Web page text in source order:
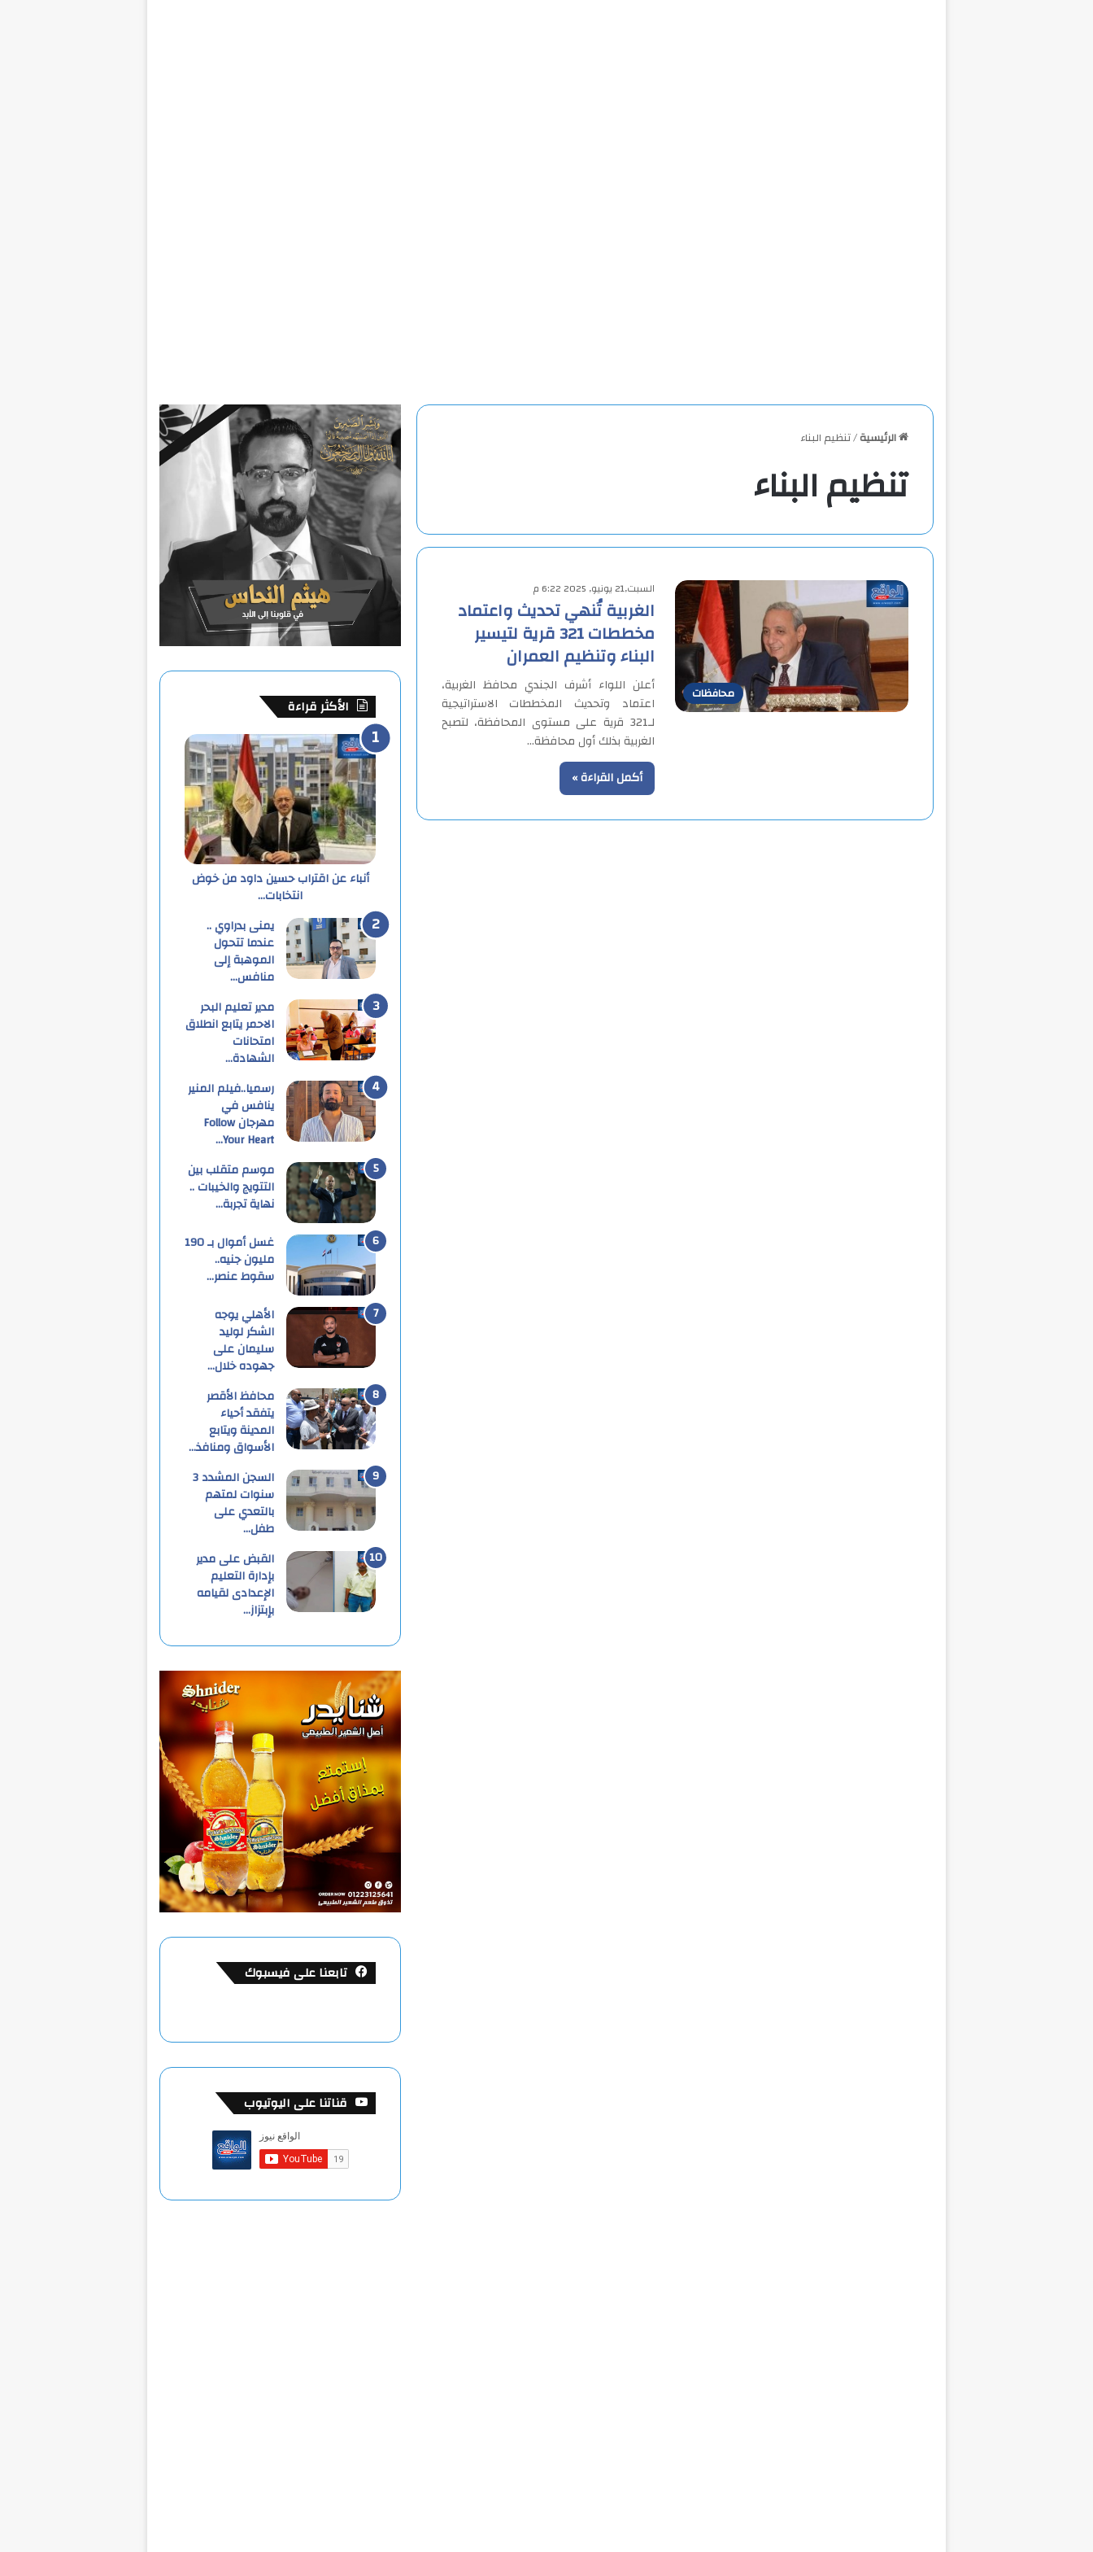
الرئيسية/تنظيم البناء
تنظيم البناء
محافظات
السبت,21 يونيو, 2025 6:22 م
الغربية تُنهي تحديث واعتماد
مخططات 321 قرية لتيسير
البناء وتنظيم العمران
أعلن اللواء أشرف الجندي محافظ الغربية،
اعتماد وتحديث المخططات الاستراتيجية
لـ321 قرية على مستوى المحافظة، لتصبح
الغربية بذلك أول محافظة…
أكمل القراءة »
الأكثر قراءة
أنباء عن اقتراب حسين داود من خوض
انتخابات…
يمنى بدراوي ..
عندما تتحول
الموهبة إلى
منافس…
مدير تعليم البحر
الاحمر يتابع انطلاق
امتحانات
الشهادة…
رسميا..فيلم المنير
ينافس في
مهرجان Follow
Your Heart…
موسم متقلب بين
التتويج والخيبات ..
نهاية تجربة…
غسل أموال بـ 190
مليون جنيه..
سقوط عنصر…
الأهلي يوجه
الشكر لوليد
سليمان على
جهوده خلال…
محافظ الأقصر
يتفقد أحياء
المدينة ويتابع
الأسواق ومنافذ…
السجن المشدد 3
سنوات لمتهم
بالتعدي على
طفل…
القبض على مدير
بإدارة التعليم
الإعدادى لقيامه
بإبتزاز…
تابعنا على فيسبوك
قناتنا على اليوتيوب